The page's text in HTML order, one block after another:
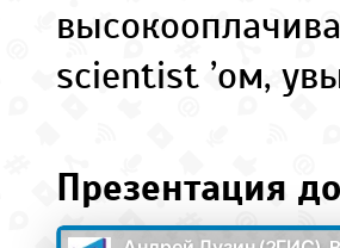
scientist ’ом,
Презентация